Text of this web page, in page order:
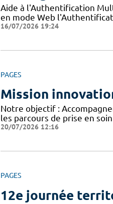
Aide à l'Authentification
en mode Web
16/07/2026 19:24
PAGES
Mission
Notre objectif :
les parcours de prise en
20/07/2026 12:16
PAGES
12e journée